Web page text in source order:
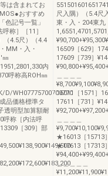
は含まれてお
おすすめ
色記号一覧」
称］［11］
（4.5尺）（4.4
MM・入・
㎜
内
呼称高ROH㎜
WH07775700700770
品価格標準タ
透明型加算額耐
呼称［内法呼
［309］部
尺入隅）（5.4尺
東・入・204東九
16509［629］
17609［739］
16011［1571］
17611［731］
★16013［15713
★17613［17313
＿＿＿＿＿